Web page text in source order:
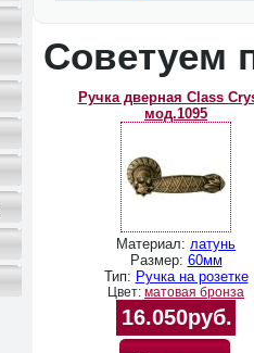
Советуем
Ручка дверная Class
мод.1095
Материал: латунь
Размер: 60мм
Тип: Ручка на розетке
Цвет: матовая бронза
16.050руб.